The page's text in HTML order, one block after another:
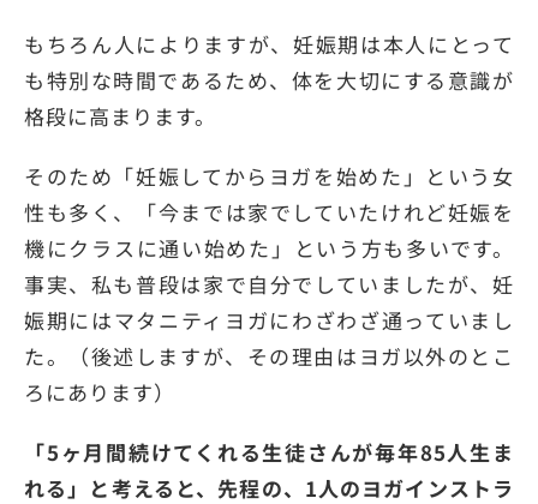
もちろん人によりますが、妊娠期は本人にとって
も特別な時間であるため、体を大切にする意識が
格段に高まります。
そのため「妊娠してからヨガを始めた」という女
性も多く、「今までは家でしていたけれど妊娠を
機にクラスに通い始めた」という方も多いです。
事実、私も普段は家で自分でしていましたが、妊
娠期にはマタニティヨガにわざわざ通っていまし
た。（後述しますが、その理由はヨガ以外のとこ
ろにあります）
「5ヶ月間続けてくれる生徒さんが毎年85人生ま
れる」と考えると、先程の、1人のヨガインストラ